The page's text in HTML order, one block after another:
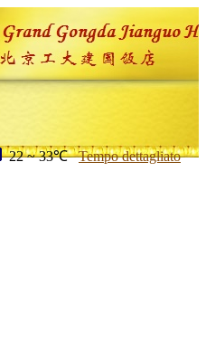
22 ~ 33℃ Tempo dettagliato